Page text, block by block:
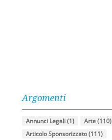
Argomenti
Annunci Legali(1) Arte(110)
Articolo Sponsorizzato(111)